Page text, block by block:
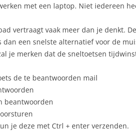
met een laptop. Niet iedereen
vertraagt vaak meer dan je denkt.
dan een snelste alternatief voor de
je merken dat de sneltoetsen
de te beantwoorden mail
beantwoorden
je deze met Ctrl + enter verzenden.